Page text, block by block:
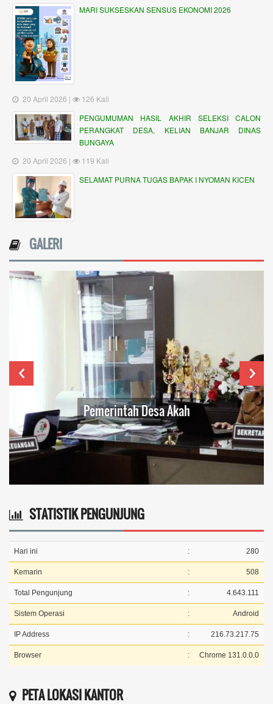
MARI SUKSESKAN SENSUS EKONOMI 2026
20 April 2026 |
126 Kali
PENGUMUMAN HASIL AKHIR SELEKSI CALON
PERANGKAT DESA, KELIAN BANJAR DINAS
BUNGAYA
20 April 2026 |
119 Kali
SELAMAT PURNA TUGAS BAPAK I NYOMAN KICEN
GALERI
Pemerintah Desa Akah
STATISTIK PENGUNJUNG
Hari ini : 280
Kemarin : 508
Total Pengunjung : 4.643.111
Sistem Operasi : Android
IP Address : 216.73.217.75
Browser : Chrome 131.0.0.0
PETA LOKASI KANTOR